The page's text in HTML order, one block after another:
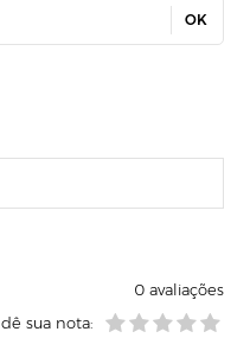
OK
0avaliações
dê sua nota: